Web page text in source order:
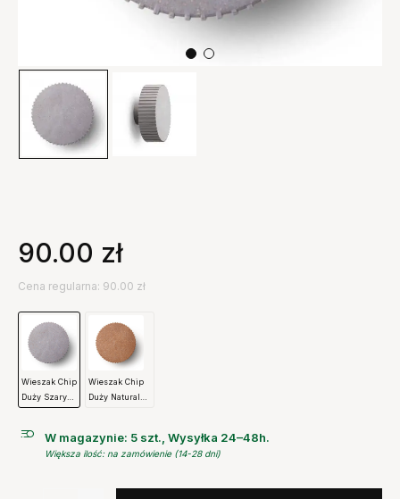
90.00 zł
Cena regularna: 90.00 zł
Wieszak Chip
Duży Szary
Wieszak Chip
Duży Naturalny
W magazynie: 5 szt., Wysyłka 24–48h.
Większa ilość: na zamówienie (14-28 dni)